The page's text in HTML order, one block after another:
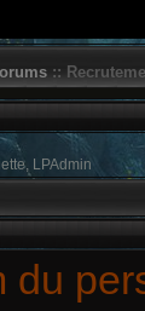
::
LPAdmin
du